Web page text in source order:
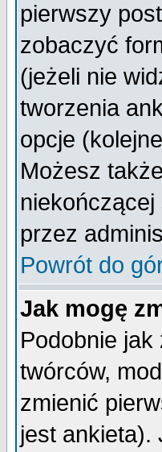
pierwszy
zobaczyć
(jeżeli nie
tworzenia
opcje
Możesz
przez
Powrót do
Jak mogę
Podobnie
twórców,
zmienić
jest ankieta).